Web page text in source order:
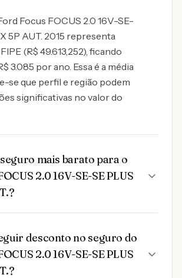
Focus FOCUS 2.0 16V-SE-
5P AUT. 2015 representa
(R$ 49.613,252), ficando
3.085 por ano. Essa é a média
se que perfil e região podem
significativas no valor do
mais barato para o
2.0 16V-SE-SE PLUS
desconto no seguro do
2.0 16V-SE-SE PLUS